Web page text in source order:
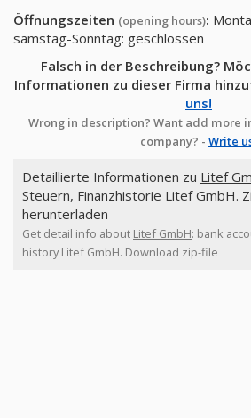
Öffnungszeiten (opening hours):
samstag-Sonntag: geschlossen
Falsch in der Beschreibung?
Informationen zu dieser Firma
uns!
Wrong in description? Want add more
company? - Write
Detaillierte Informationen zu Litef
Steuern, Finanzhistorie Litef GmbH.
herunterladen
Get detail info about Litef GmbH: bank
history Litef GmbH. Download zip-file